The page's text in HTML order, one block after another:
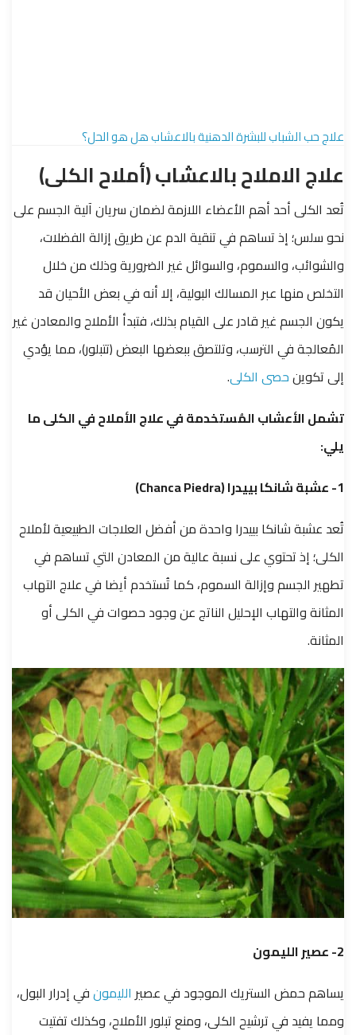
علاج حب الشباب للبشرة الدهنية بالاعشاب هل هو الحل؟
علاج الاملاح بالاعشاب (أملاح الكلى)
تُعد الكلى أحد أهم الأعضاء اللازمة لضمان سريان آلية الجسم على
نحو سلس؛ إذ تساهم في تنقية الدم عن طريق إزالة الفضلات،
والشوائب، والسموم، والسوائل غير الضرورية وذلك من خلال
التخلص منها عبر المسالك البولية، إلا أنه في بعض الأحيان قد
يكون الجسم غير قادر على القيام بذلك، فتبدأ الأملاح والمعادن غير
المُعالجة في الترسب، وتلتصق ببعضها البعض (تتبلور)، مما يؤدي
إلى تكوينحصى الكلى.
تشمل الأعشاب المُستخدمة في علاج الأملاح في الكلى ما
يلي:
1- عشبة شانكا بييدرا (Chanca Piedra)
تُعد عشبة شانكا بييدرا واحدة من أفضل العلاجات الطبيعية لأملاح
الكلى؛ إذ تحتوي على نسبة عالية من المعادن التي تساهم في
تطهير الجسم وإزالة السموم، كما تُستخدم أيضا في علاج التهاب
المثانة والتهاب الإحليل الناتج عن وجود حصوات في الكلى أو
المثانة.
2- عصير الليمون
يساهم حمض الستريك الموجود في عصير الليمونفي إدرار البول،
ومما يفيد في ترشيح الكلى، ومنع تبلور الأملاح، وكذلك تفتيت